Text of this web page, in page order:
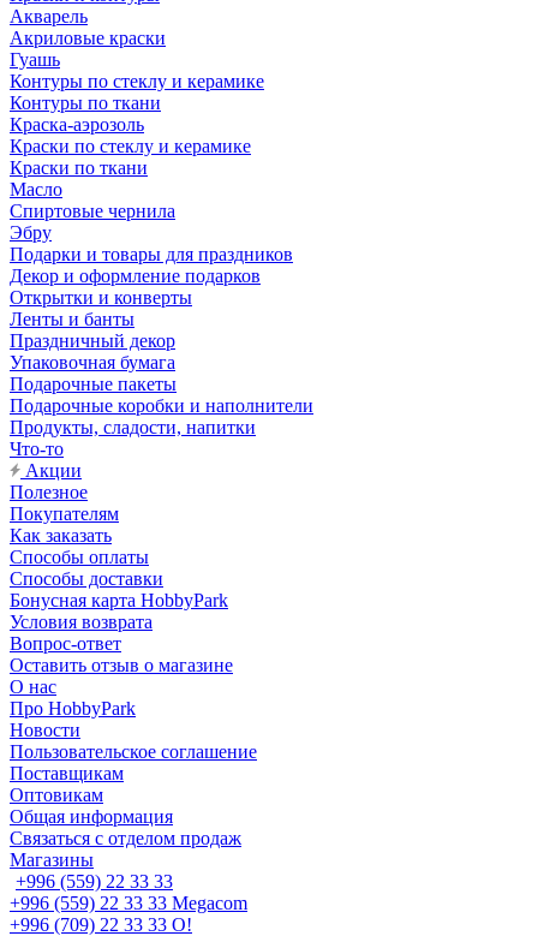
Акварель
Акриловые краски
Гуашь
Контуры по стеклу и керамике
Контуры по ткани
Краска-аэрозоль
Краски по стеклу и керамике
Краски по ткани
Масло
Спиртовые чернила
Эбру
Подарки и товары для праздников
Декор и оформление подарков
Открытки и конверты
Ленты и банты
Праздничный декор
Упаковочная бумага
Подарочные пакеты
Подарочные коробки и наполнители
Продукты, сладости, напитки
Что-то
Акции
Полезное
Покупателям
Как заказать
Способы оплаты
Способы доставки
Бонусная карта HobbyPark
Условия возврата
Вопрос-ответ
Оставить отзыв о магазине
О нас
Про HobbyPark
Новости
Пользовательское соглашение
Поставщикам
Оптовикам
Общая информация
Связаться с отделом продаж
Магазины
+996 (559) 22 33 33
+996 (559) 22 33 33 Megacom
+996 (709) 22 33 33 O!